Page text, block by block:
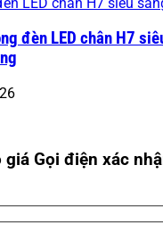
đèn LED chân H7
giá Gọi điện xác